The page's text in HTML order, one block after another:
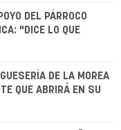
DEL PÁRROCO
"DICE LO QUE
DE LA MOREA
QUE ABRIRÁ EN SU